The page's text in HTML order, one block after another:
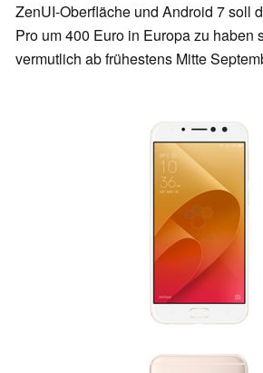
ZenUI-Oberfläche und Android 7 soll
Pro um 400 Euro in Europa zu haben
vermutlich ab frühestens Mitte